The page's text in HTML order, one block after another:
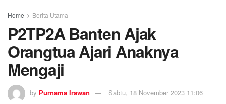
Home Berita Utama
P2TP2A Banten Ajak
Orangtua Ajari Anaknya
Mengaji
by Purnama Irawan Sabtu, 18 November 2023 11:06